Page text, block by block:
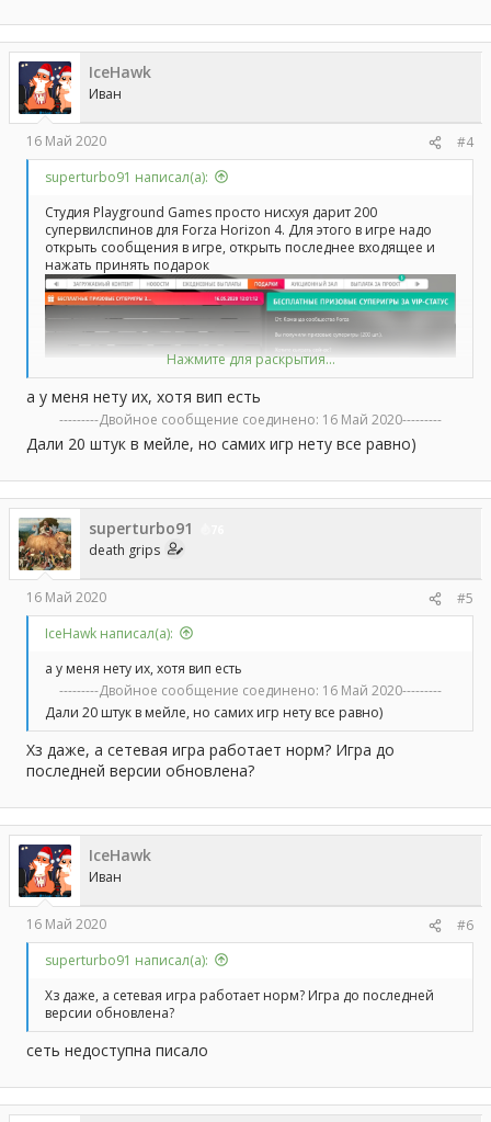
IceHawk
Иван
16 Май 2020
#4
superturbo91 написал(а):
Студия Playground Games просто нисхуя дарит 200
супервилспинов для Forza Horizon 4. Для этого в игре надо
открыть сообщения в игре, открыть последнее входящее и
нажать принять подарок
Для тех кто не шарит, супервилспины - рулетка с 3 призами.
Тобишь вы получаете 600 призов нахуй, овердохуя денег,
гараж и гардероб.
Вип статус не нужен, приз дают всем кто запускал игру,
куплена игра или по подписке похуй.
Нажмите для раскрытия...
а у меня нету их, хотя вип есть
---------Двойное сообщение соединено: 16 Май 2020---------
Дали 20 штук в мейле, но самих игр нету все равно)
superturbo91
death grips
16 Май 2020
#5
IceHawk написал(а):
а у меня нету их, хотя вип есть
---------Двойное сообщение соединено: 16 Май 2020---------
Дали 20 штук в мейле, но самих игр нету все равно)
Хз даже, а сетевая игра работает норм? Игра до
последней версии обновлена?
IceHawk
Иван
16 Май 2020
#6
superturbo91 написал(а):
Хз даже, а сетевая игра работает норм? Игра до последней
версии обновлена?
сеть недоступна писало